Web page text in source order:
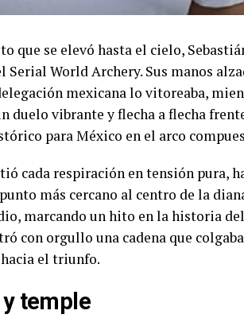
que se elevó hasta el cielo,
World Archery. Sus manos
mexicana lo vitoreaba,
duelo vibrante y flecha a flecha
para México en el arco
cada respiración en tensión pura,
más cercano al centro de la
marcando un hito en la historia
con orgullo una cadena que
el triunfo.
temple